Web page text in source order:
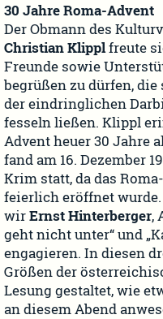
30 Jahre Roma-Advent
Der Obmann des
Christian Klipplfreute
Freunde sowie
begrüßen zu dürfen,
der eindringlichen
fesseln ließen. Klippl
Advent heuer 30 Jahre
fand am 16. Dezember
Krim statt, da das
feierlich eröffnet
wirErnst Hinterberger,
geht nicht unter“ und
engagieren. In diesen
Größen der
Lesung gestaltet, wie
an diesem Abend